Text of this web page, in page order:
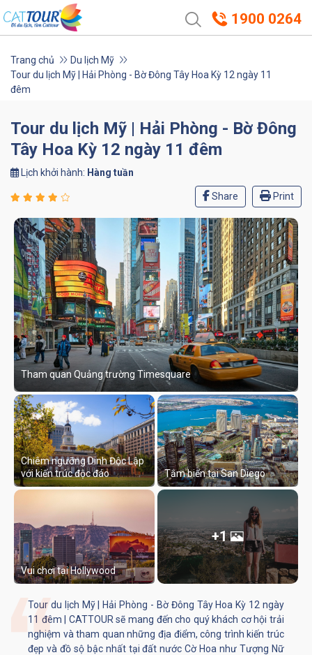
1900 0264
Trang chủ
Du lịch Mỹ
Tour du lịch Mỹ | Hải Phòng - Bờ Đông Tây Hoa Kỳ 12 ngày 11
đêm
Tour du lịch Mỹ | Hải Phòng - Bờ Đông
Tây Hoa Kỳ 12 ngày 11 đêm
Lịch khởi hành: Hàng tuần
Share Print
Tham quan Quảng trường Timesquare
Chiêm ngưỡng Dinh Độc Lập
với kiến trúc độc đáo
Tắm biển tại San Diego
Vui chơi tại Hollywood
+1
Tour du lịch Mỹ | Hải Phòng - Bờ Đông Tây Hoa Kỳ 12 ngày
11 đêm | CATTOUR sẽ mang đến cho quý khách cơ hội trải
nghiệm và tham quan những địa điểm, công trình kiến trúc
đẹp và đồ sộ bậc nhất tại đất nước Cờ Hoa như Tượng Nữ